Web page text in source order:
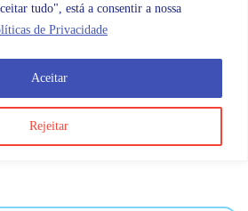
tudo", está a consentir a nossa
de Privacidade
Rejeitar
Aceitar